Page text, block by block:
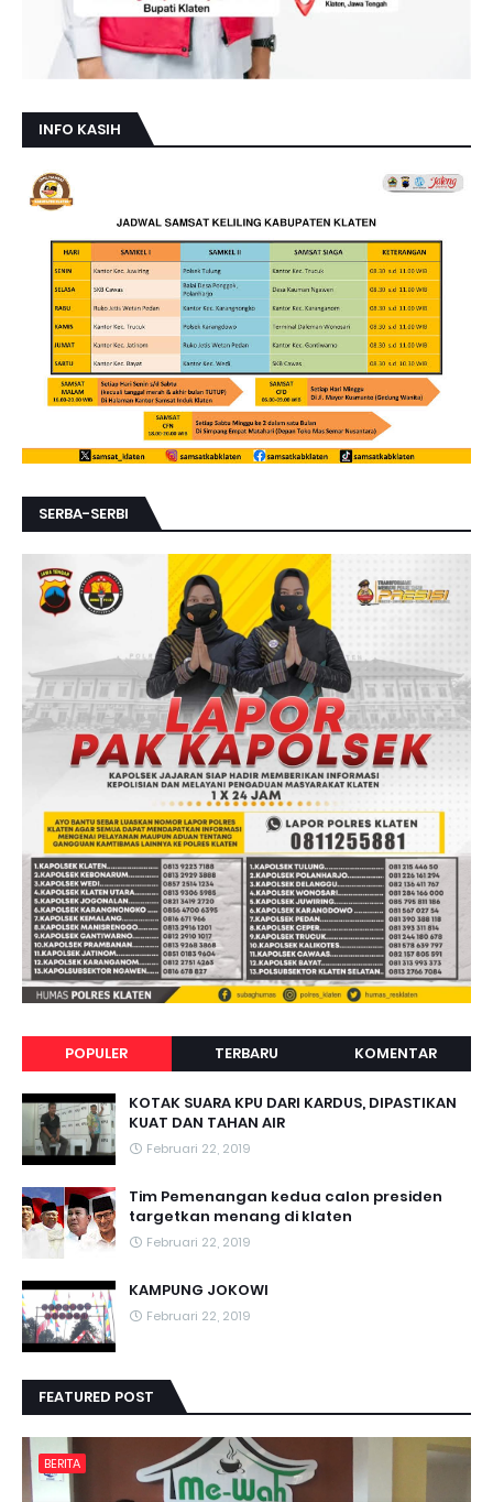
INFO KASIH
SERBA-SERBI
POPULER TERBARU KOMENTAR
KOTAK SUARA KPU DARI KARDUS, DIPASTIKAN
KUAT DAN TAHAN AIR
Februari 22, 2019
Tim Pemenangan kedua calon presiden
targetkan menang di klaten
Februari 22, 2019
KAMPUNG JOKOWI
Februari 22, 2019
FEATURED POST
BERITA